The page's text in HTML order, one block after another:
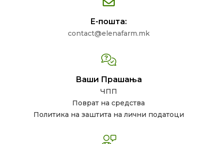
Е-пошта:
contact@elenafarm.mk
Ваши Прашања
ЧПП
Поврат на средства
Политика на заштита на лични податоци